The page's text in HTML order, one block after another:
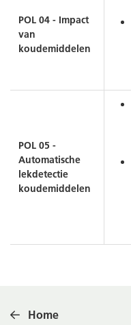
POL 04 - Impact
van
koudemiddelen
POL 05 -
Automatische
lekdetectie
koudemiddelen
Home